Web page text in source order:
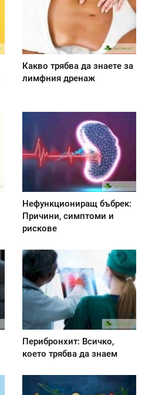
Какво трябва да знаете за
лимфния дренаж
Нефункциониращ бъбрек:
Причини, симптоми и
рискове
Перибронхит: Всичко,
което трябва да знаем